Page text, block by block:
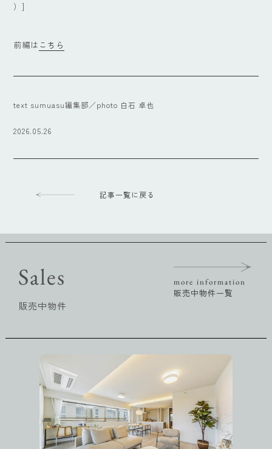
）]
前編は こちら
text sumuasu編集部／photo 白石 卓也
2026.05.26
記事一覧に戻る
Sales
販売中物件
more information
販売中物件一覧